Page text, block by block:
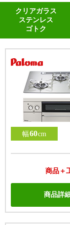
クリアガラス
ステンレス
ゴトク
幅60cm
商品＋
商品詳細